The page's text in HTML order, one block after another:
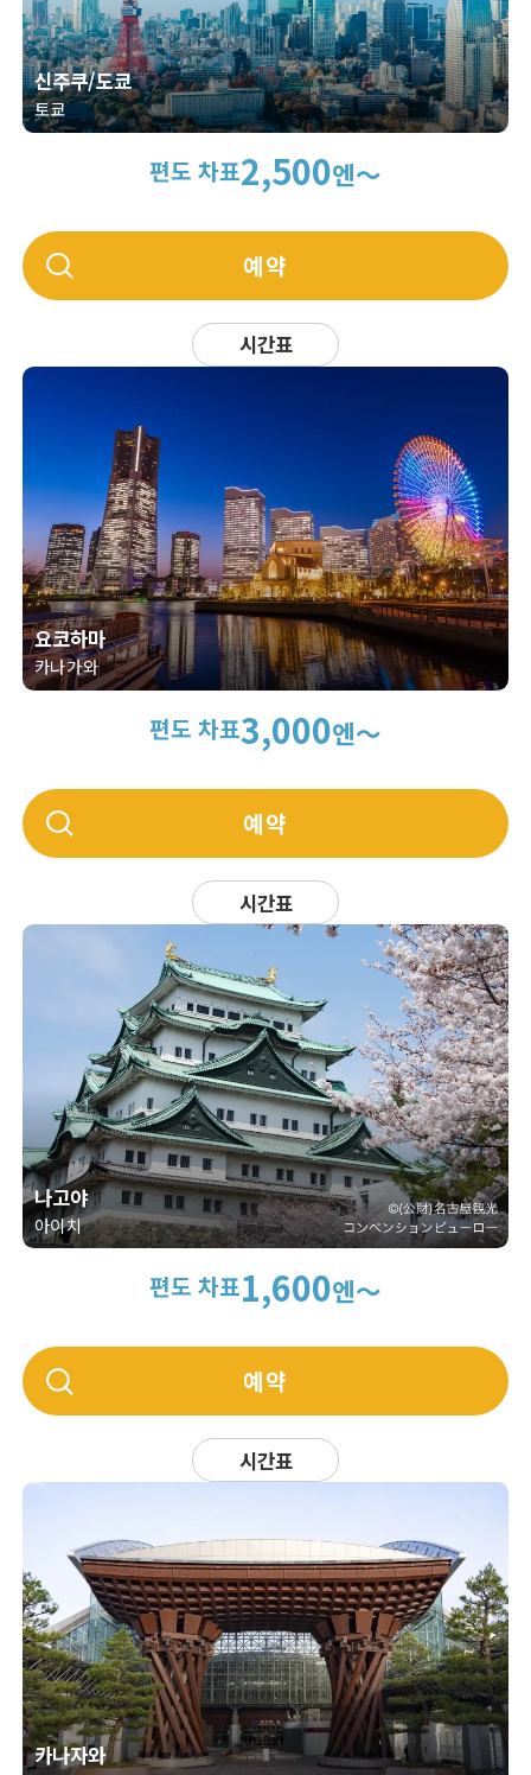
신주쿠/도쿄
토쿄
편도 차표2,500엔～
예약
시간표
요코하마
카나가와
편도 차표3,000엔～
예약
시간표
나고야
아이치
편도 차표1,600엔～
예약
시간표
카나자와